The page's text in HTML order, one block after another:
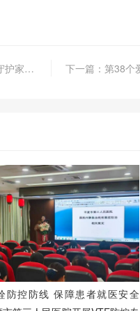
上一篇：四月春风里，健康送到家——“健康加 守护家”活动走进郑州守护社区健康防线
防控防线 保障患者就医安全